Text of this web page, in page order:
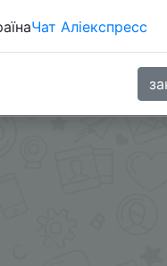
256 Coins у додатку
Чат Аліекспресс